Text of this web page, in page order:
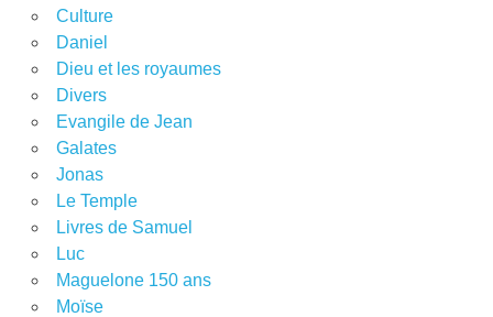
Culture
Daniel
Dieu et les royaumes
Divers
Evangile de Jean
Galates
Jonas
Le Temple
Livres de Samuel
Luc
Maguelone 150 ans
Moïse